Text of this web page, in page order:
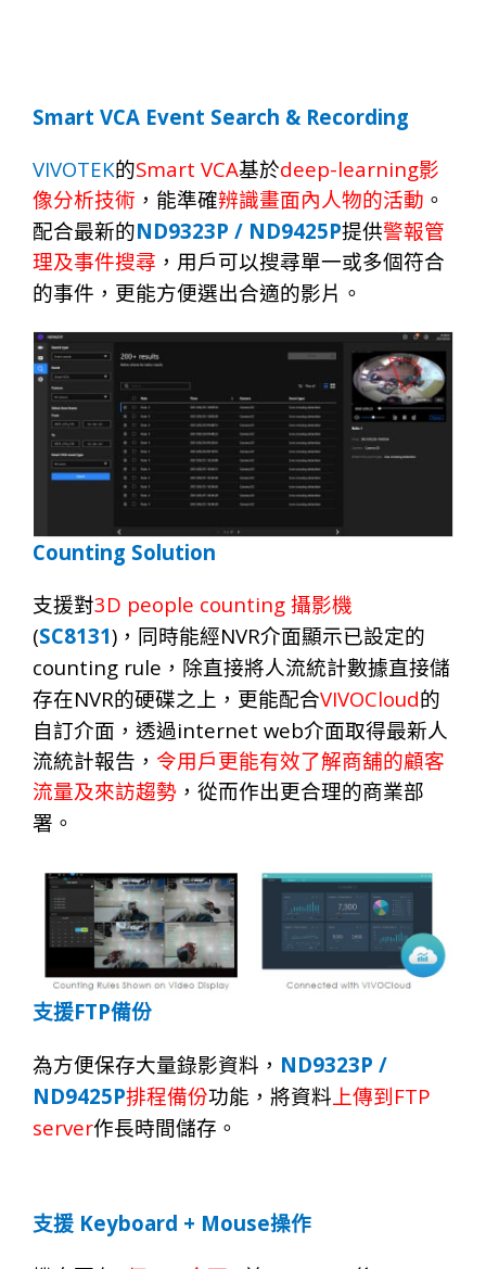
Smart VCA Event Search & Recording
VIVOTEK的Smart VCA基於deep-learning影
像分析技術 ， 能準確辨識畫面內人物的活動 。
配合最新的ND9323P / ND9425P提供警報管
理及事件搜尋 ， 用戶可以搜尋單一或多個符合
的事件 ， 更能方便選出合適的影片。
Counting Solution
支援對3D people counting 攝影機
(SC8131) ， 同時能經NVR介面顯示已設定的
counting rule ， 除直接將人流統計數據直接儲
存在NVR的硬碟之上 ， 更能配合VIVOCloud的
自訂介面， 透過internet web介面取得最新人
流統計報告， 令用戶更能有效了解商舖的顧客
流量及來訪趨勢 ， 從而作出更合理的商業部
署。
支援FTP備份
為方便保存大量錄影資料， ND9323P /
ND9425P排程備份功能， 將資料上傳到 FTP
server作長時間儲存。
支援 Keyboard + Mouse操作